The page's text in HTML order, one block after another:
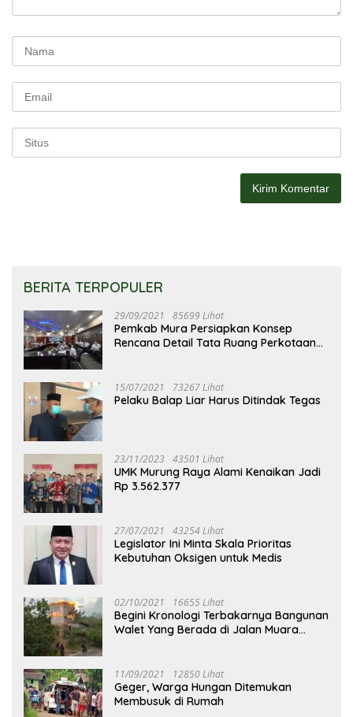
BERITA TERPOPULER
29/09/2021 85699 Lihat
Pemkab Mura Persiapkan Konsep
Rencana Detail Tata Ruang Perkotaan
15/07/2021 73267 Lihat
Pelaku Balap Liar Harus Ditindak Tegas
23/11/2023 43501 Lihat
UMK Murung Raya Alami Kenaikan Jadi
Rp 3.562.377
27/07/2021 43254 Lihat
Legislator Ini Minta Skala Prioritas
Kebutuhan Oksigen untuk Medis
02/10/2021 16655 Lihat
Begini Kronologi Terbakarnya Bangunan
Walet Yang Berada di Jalan Muara
11/09/2021 12850 Lihat
Geger, Warga Hungan Ditemukan
Membusuk di Rumah